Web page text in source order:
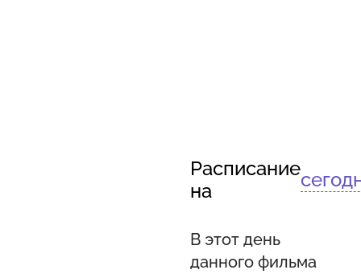
Расписание
на
В этот день
данного фильма